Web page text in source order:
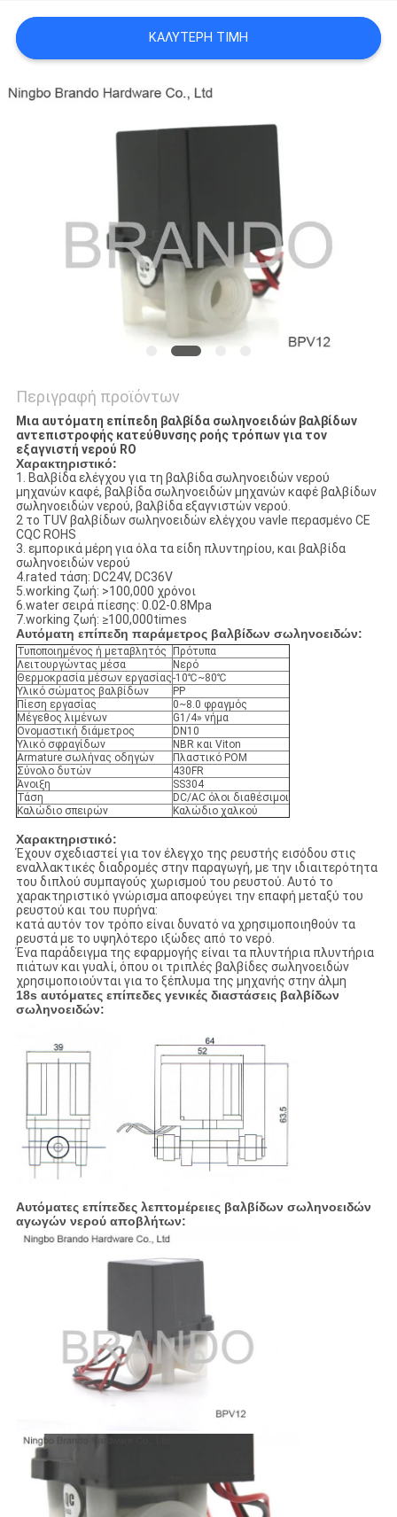
ΠΟΛΙΤΙΚΉ
ΑΠΟΡΡΉΤΟΥ
ΚΑΛΎΤΕΡΗ ΤΙΜΉ
Περιγραφή προϊόντων
Μια αυτόματη επίπεδη βαλβίδα σωληνοειδών βαλβίδων
αντεπιστροφής κατεύθυνσης ροής τρόπων για τον
εξαγνιστή νερού RO
Χαρακτηριστικό:
1. Βαλβίδα ελέγχου για τη βαλβίδα σωληνοειδών νερού
μηχανών καφέ, βαλβίδα σωληνοειδών μηχανών καφέ βαλβίδων
σωληνοειδών νερού, βαλβίδα εξαγνιστών νερού.
2 το TUV βαλβίδων σωληνοειδών ελέγχου vavle περασμένο CE
CQC ROHS
3. εμπορικά μέρη για όλα τα είδη πλυντηρίου, και βαλβίδα
σωληνοειδών νερού
4.rated τάση: DC24V, DC36V
5.working ζωή: >100,000 χρόνοι
6.water σειρά πίεσης: 0.02-0.8Mpa
7.working ζωή: ≥100,000times
Αυτόματη επίπεδη παράμετρος βαλβίδων σωληνοειδών:
Τυποποιημένος ή μεταβλητός
Πρότυπα
Λειτουργώντας μέσα
Νερό
Θερμοκρασία μέσων εργασίας-10℃~80℃
Υλικό σώματος βαλβίδων
PP
Πίεση εργασίας
0~8.0 φραγμός
Μέγεθος λιμένων
G1/4» νήμα
Ονομαστική διάμετρος
DN10
Υλικό σφραγίδων
NBR και Viton
Armature σωλήνας οδηγών
Πλαστικό POM
Σύνολο δυτών
430FR
Άνοιξη
SS304
Τάση
DC/AC όλοι διαθέσιμοι
Καλώδιο σπειρών
Καλώδιο χαλκού
Χαρακτηριστικό:
Έχουν σχεδιαστεί για τον έλεγχο της ρευστής εισόδου στις
εναλλακτικές διαδρομές στην παραγωγή, με την ιδιαιτερότητα
του διπλού συμπαγούς χωρισμού του ρευστού. Αυτό το
χαρακτηριστικό γνώρισμα αποφεύγει την επαφή μεταξύ του
ρευστού και του πυρήνα:
κατά αυτόν τον τρόπο είναι δυνατό να χρησιμοποιηθούν τα
ρευστά με το υψηλότερο ιξώδες από το νερό.
Ένα παράδειγμα της εφαρμογής είναι τα πλυντήρια πλυντήρια
πιάτων και γυαλί, όπου οι τριπλές βαλβίδες σωληνοειδών
χρησιμοποιούνται για το ξέπλυμα της μηχανής στην άλμη
18s αυτόματες επίπεδες γενικές διαστάσεις βαλβίδων
σωληνοειδών:
Αυτόματες επίπεδες λεπτομέρειες βαλβίδων σωληνοειδών
αγωγών νερού αποβλήτων: